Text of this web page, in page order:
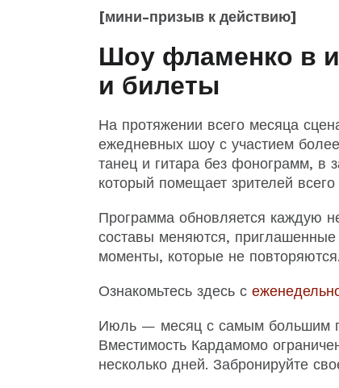
[мини-призыв к действию]
Шоу фламенко в
и билеты
На протяжении всего месяца
ежедневных шоу с участием
танец и гитара без фонограмм, в
который помещает зрителей
Программа обновляется каждую
составы меняются,
моменты, которые не повторяются.
Ознакомьтесь здесь с
Июль — месяц с самым большим
Вместимость Кардамомо
несколько дней. Забронируйте